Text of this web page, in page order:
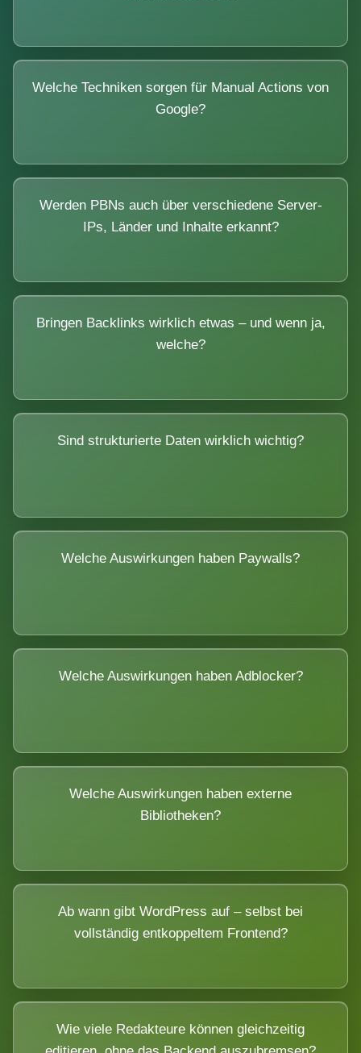
Welche Techniken sorgen für Manual Actions von
Google?
Werden PBNs auch über verschiedene Server-
IPs, Länder und Inhalte erkannt?
Bringen Backlinks wirklich etwas – und wenn ja,
welche?
Sind strukturierte Daten wirklich wichtig?
Welche Auswirkungen haben Paywalls?
Welche Auswirkungen haben Adblocker?
Welche Auswirkungen haben externe
Bibliotheken?
Ab wann gibt WordPress auf – selbst bei
vollständig entkoppeltem Frontend?
Wie viele Redakteure können gleichzeitig